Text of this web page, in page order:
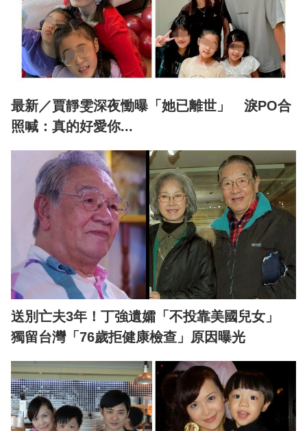
最新／賈靜雯深夜慟曝「她已離世」 淚PO合
照喊：真的好愛你...
送別亡夫3年！丁強遺孀「不投靠美國兒女」
獨留台灣「76歲拒健康檢查」原因曝光